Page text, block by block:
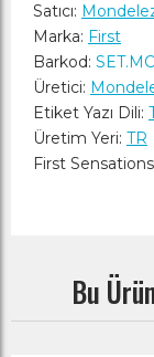
Satıcı:
Marka: First
Barkod:
Üretici:
Etiket Yazı Dili:
Üretim Yeri: TR
First
Bu